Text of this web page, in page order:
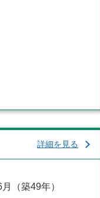
詳細を見る
（築49年）